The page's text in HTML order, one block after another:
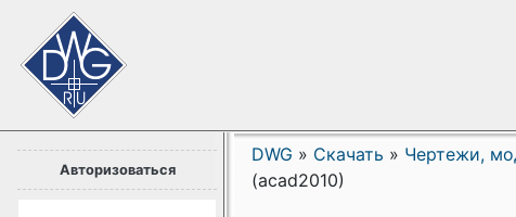
Авторизоваться
DWG » Скачать » Чертежи,
(acad2010)